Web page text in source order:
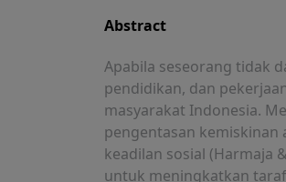
Abstract
Apabila seseorang tidak
pendidikan, dan
masyarakat Indonesia.
pengentasan
keadilan sosial (Harmaja
untuk meningkatkan